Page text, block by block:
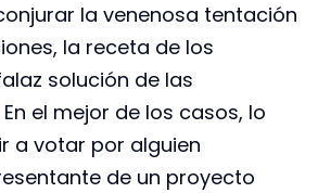
la venenosa tentación
la receta de los
solución de las
el mejor de los casos, lo
a votar por alguien
de un proyecto